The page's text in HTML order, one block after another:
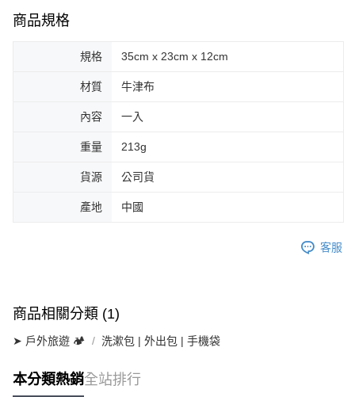
商品規格
規格 35cm x 23cm x 12cm
材質 牛津布
內容 一入
重量 213g
貨源 公司貨
產地 中國
客服
商品相關分類 (1)
➤ 戶外旅遊 🏕 洗漱包 | 外出包 | 手機袋
本分類熱銷全站排行